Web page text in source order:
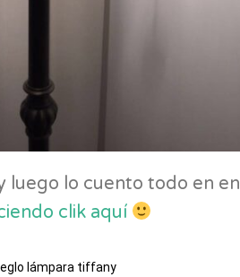
luego lo cuento todo en en
clik aquí